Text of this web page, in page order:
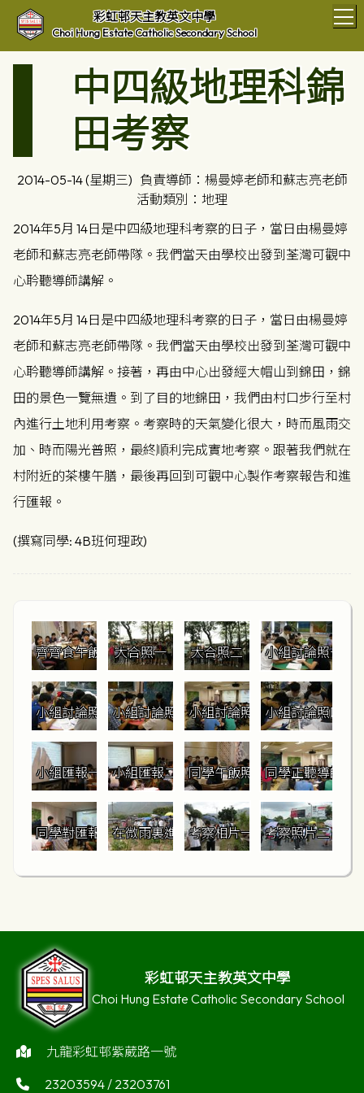
彩虹邨天主教英文中學
Choi Hung Estate Catholic Secondary School
中四級地理科錦
田考察
2014-05-14 (星期三) 負責導師：楊曼婷老師和蘇志亮老師
活動類別：地理
2014年5月 14日是中四級地理科考察的日子，當日由楊曼婷
老師和蘇志亮老師帶隊。我們當天由學校出發到荃灣可觀中
心耹聽導師講解。
2014年5月 14日是中四級地理科考察的日子，當日由楊曼婷
老師和蘇志亮老師帶隊。我們當天由學校出發到荃灣可觀中
心耹聽導師講解。接著，再由中心出發經大帽山到錦田，錦
田的景色一覽無遺。到了目的地錦田，我們由村口步行至村
內進行土地利用考察。考察時的天氣變化很大，時而風雨交
加、時而陽光普照，最終順利完成實地考察。跟著我們就在
村附近的茶樓午膳，最後再回到可觀中心製作考察報告和進
行匯報。
(撰寫同學: 4B班何理政)
齊齊食午飯 大合照一 大合照二 小組討論照一
小組討論照二小組討論照三小組討論照五小組討論照四
小組匯報一 小組匯報二 同學午飯照 同學正聽導師講
同學對匯報同學正在發問在微雨裏進行土地利用考察
考察相片一 考察照片二
彩虹邨天主教英文中學
Choi Hung Estate Catholic Secondary School
九龍彩虹邨紫葳路一號
23203594 / 23203761